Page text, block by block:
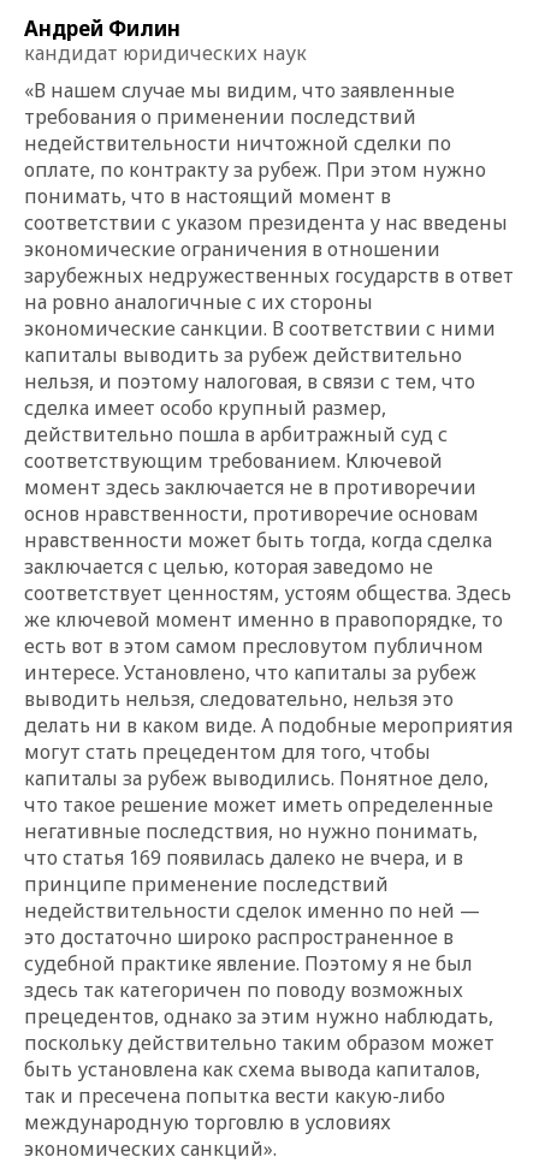
Андрей Филин
кандидат юридических наук
«В нашем случае мы видим, что заявленные
требования о применении последствий
недействительности ничтожной сделки по
оплате, по контракту за рубеж. При этом нужно
понимать, что в настоящий момент в
соответствии с указом президента у нас введены
экономические ограничения в отношении
зарубежных недружественных государств в ответ
на ровно аналогичные с их стороны
экономические санкции. В соответствии с ними
капиталы выводить за рубеж действительно
нельзя, и поэтому налоговая, в связи с тем, что
сделка имеет особо крупный размер,
действительно пошла в арбитражный суд с
соответствующим требованием. Ключевой
момент здесь заключается не в противоречии
основ нравственности, противоречие основам
нравственности может быть тогда, когда сделка
заключается с целью, которая заведомо не
соответствует ценностям, устоям общества. Здесь
же ключевой момент именно в правопорядке, то
есть вот в этом самом пресловутом публичном
интересе. Установлено, что капиталы за рубеж
выводить нельзя, следовательно, нельзя это
делать ни в каком виде. А подобные мероприятия
могут стать прецедентом для того, чтобы
капиталы за рубеж выводились. Понятное дело,
что такое решение может иметь определенные
негативные последствия, но нужно понимать,
что статья 169 появилась далеко не вчера, и в
принципе применение последствий
недействительности сделок именно по ней —
это достаточно широко распространенное в
судебной практике явление. Поэтому я не был
здесь так категоричен по поводу возможных
прецедентов, однако за этим нужно наблюдать,
поскольку действительно таким образом может
быть установлена как схема вывода капиталов,
так и пресечена попытка вести какую-либо
международную торговлю в условиях
экономических санкций».